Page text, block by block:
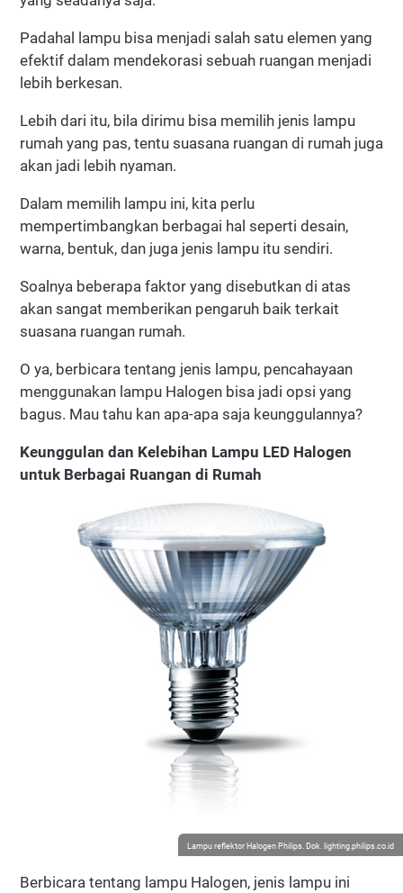
Padahal lampu bisa menjadi salah satu elemen yang
efektif dalam mendekorasi sebuah ruangan menjadi
lebih berkesan.
Lebih dari itu, bila dirimu bisa memilih jenis lampu
rumah yang pas, tentu suasana ruangan di rumah juga
akan jadi lebih nyaman.
Dalam memilih lampu ini, kita perlu
mempertimbangkan berbagai hal seperti desain,
warna, bentuk, dan juga jenis lampu itu sendiri.
Soalnya beberapa faktor yang disebutkan di atas
akan sangat memberikan pengaruh baik terkait
suasana ruangan rumah.
O ya, berbicara tentang jenis lampu, pencahayaan
menggunakan lampu Halogen bisa jadi opsi yang
bagus. Mau tahu kan apa-apa saja keunggulannya?
Keunggulan dan Kelebihan Lampu LED Halogen
untuk Berbagai Ruangan di Rumah
Lampu reflektor Halogen Philips. Dok. lighting.philips.co.id
Berbicara tentang lampu Halogen, jenis lampu ini